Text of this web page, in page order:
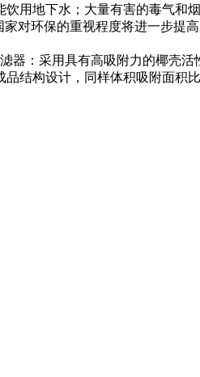
用地下水；大量有害的毒气和
家对环保的重视程度将进一步提
器：采用具有高吸附力的椰壳活
结构设计，同样体积吸附面积